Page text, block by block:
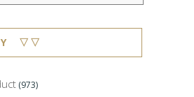
▽▽
(973)